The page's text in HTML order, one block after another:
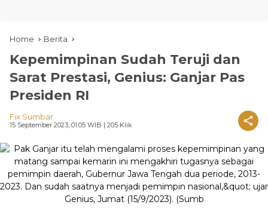
Home Berita
Kepemimpinan Sudah Teruji dan
Sarat Prestasi, Genius: Ganjar Pas
Presiden RI
Fix Sumbar
15 September 2023, 01:05 WIB | 205 Klik